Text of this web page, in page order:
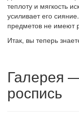
теплоту и мягкость
усиливает его
предметов не имеют
Итак, вы теперь
Галерея
роспись